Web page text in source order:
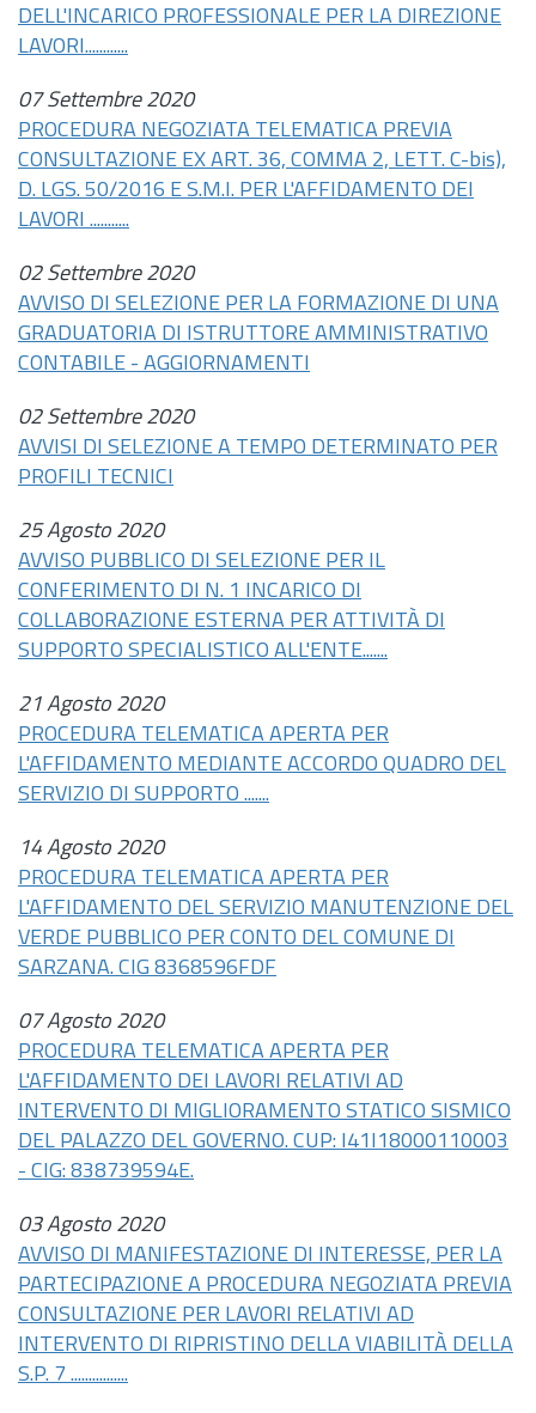
DELL'INCARICO PROFESSIONALE PER LA DIREZIONE
LAVORI............
07 Settembre 2020
PROCEDURA NEGOZIATA TELEMATICA PREVIA
CONSULTAZIONE EX ART. 36, COMMA 2, LETT. C-bis),
D. LGS. 50/2016 E S.M.I. PER L'AFFIDAMENTO DEI
LAVORI ...........
02 Settembre 2020
AVVISO DI SELEZIONE PER LA FORMAZIONE DI UNA
GRADUATORIA DI ISTRUTTORE AMMINISTRATIVO
CONTABILE - AGGIORNAMENTI
02 Settembre 2020
AVVISI DI SELEZIONE A TEMPO DETERMINATO PER
PROFILI TECNICI
25 Agosto 2020
AVVISO PUBBLICO DI SELEZIONE PER IL
CONFERIMENTO DI N. 1 INCARICO DI
COLLABORAZIONE ESTERNA PER ATTIVITÀ DI
SUPPORTO SPECIALISTICO ALL'ENTE.......
21 Agosto 2020
PROCEDURA TELEMATICA APERTA PER
L'AFFIDAMENTO MEDIANTE ACCORDO QUADRO DEL
SERVIZIO DI SUPPORTO .......
14 Agosto 2020
PROCEDURA TELEMATICA APERTA PER
L'AFFIDAMENTO DEL SERVIZIO MANUTENZIONE DEL
VERDE PUBBLICO PER CONTO DEL COMUNE DI
SARZANA. CIG 8368596FDF
07 Agosto 2020
PROCEDURA TELEMATICA APERTA PER
L'AFFIDAMENTO DEI LAVORI RELATIVI AD
INTERVENTO DI MIGLIORAMENTO STATICO SISMICO
DEL PALAZZO DEL GOVERNO. CUP: I41I18000110003
- CIG: 838739594E.
03 Agosto 2020
AVVISO DI MANIFESTAZIONE DI INTERESSE, PER LA
PARTECIPAZIONE A PROCEDURA NEGOZIATA PREVIA
CONSULTAZIONE PER LAVORI RELATIVI AD
INTERVENTO DI RIPRISTINO DELLA VIABILITÀ DELLA
S.P. 7 ................